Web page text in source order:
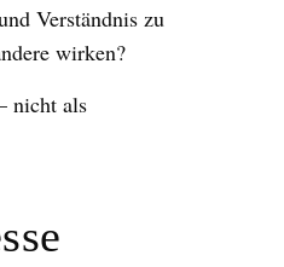
Verständnis zu
wirken?
nicht als